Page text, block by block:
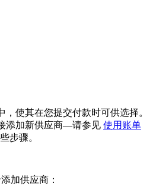
使其在您提交付款时可供选择。
添加新供应商—请参见 使用账单
步骤。
加供应商：